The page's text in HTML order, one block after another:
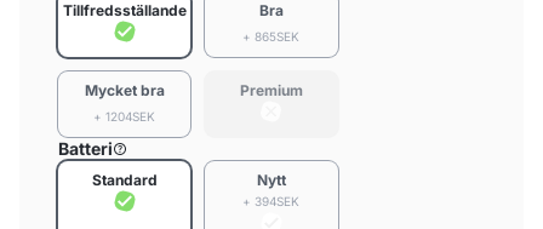
Tillfredsställande
Bra
+ 865SEK
Mycket bra
+ 1204SEK
Premium
Batteri
Standard Nytt
+ 394SEK